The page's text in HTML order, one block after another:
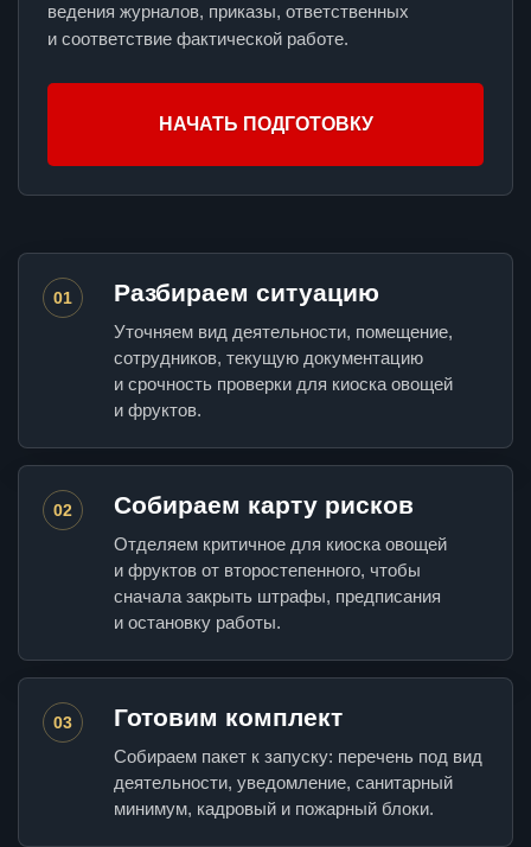
ведения журналов, приказы, ответственных
и соответствие фактической работе.
НАЧАТЬ ПОДГОТОВКУ
01 Разбираем ситуацию
Уточняем вид деятельности, помещение,
сотрудников, текущую документацию
и срочность проверки для киоска овощей
и фруктов.
02 Собираем карту рисков
Отделяем критичное для киоска овощей
и фруктов от второстепенного, чтобы
сначала закрыть штрафы, предписания
и остановку работы.
03 Готовим комплект
Собираем пакет к запуску: перечень под вид
деятельности, уведомление, санитарный
минимум, кадровый и пожарный блоки.